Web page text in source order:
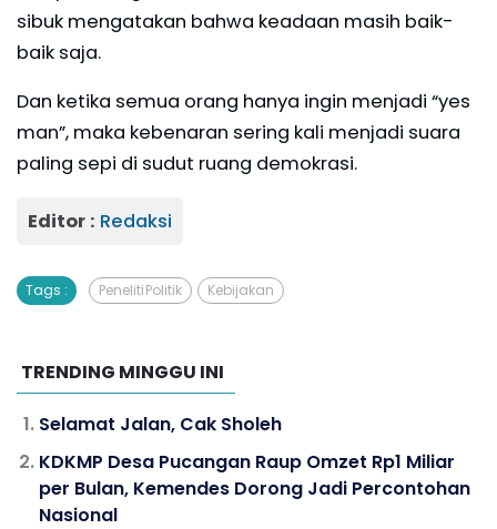
sibuk mengatakan bahwa keadaan masih baik-
baik saja.
Dan ketika semua orang hanya ingin menjadi “yes
man”, maka kebenaran sering kali menjadi suara
paling sepi di sudut ruang demokrasi.
Editor : Redaksi
Tags : Peneliti Politik Kebijakan
TRENDING MINGGU INI
Selamat Jalan, Cak Sholeh
KDKMP Desa Pucangan Raup Omzet Rp1 Miliar
per Bulan, Kemendes Dorong Jadi Percontohan
Nasional